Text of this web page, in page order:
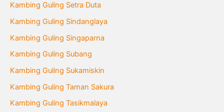
Kambing Guling Setra Duta
Kambing Guling Sindanglaya
Kambing Guling Singaparna
Kambing Guling Subang
Kambing Guling Sukamiskin
Kambing Guling Taman Sakura
Kambing Guling Tasikmalaya